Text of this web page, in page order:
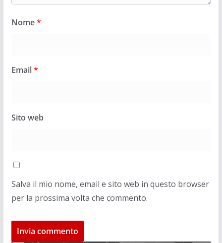
Nome*
Email*
Sito web
Salva il mio nome, email e sito web in questo browser
per la prossima volta che commento.